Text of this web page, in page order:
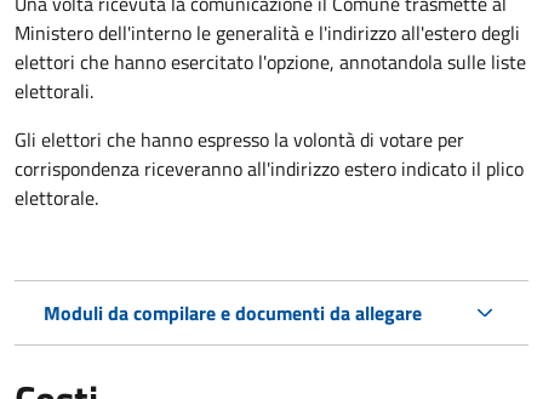
Ministero dell'interno le generalità e l'indirizzo all'estero degli
elettori che hanno esercitato l'opzione, annotandola sulle liste
elettorali.
Gli elettori che hanno espresso la volontà di votare per
corrispondenza riceveranno all'indirizzo estero indicato il plico
elettorale.
Moduli da compilare e documenti da allegare